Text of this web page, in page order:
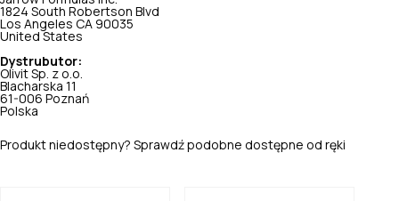
1824 South Robertson Blvd
Los Angeles CA 90035
United States
Dystrubutor:
Olivit Sp. z o.o.
Blacharska 11
61-006 Poznań
Polska
Produkt niedostępny? Sprawdź podobne dostępne od ręki